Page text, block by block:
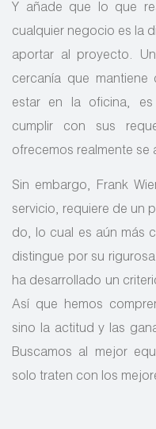
Y añade que lo que
cualquier negocio es la
aportar al proyecto.
cercanía que mantiene
estar en la oficina, es
cumplir con sus
ofrecemos realmente se
Sin embargo, Frank
servicio, requiere de un
do, lo cual es aún más
distingue por su
ha desarrollado un
Así que hemos
sino la actitud y las
Buscamos al mejor
solo traten con los